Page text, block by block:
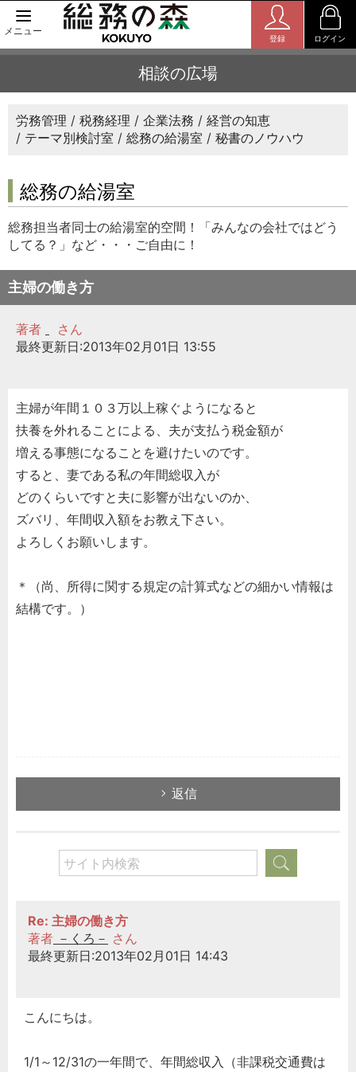
メニュー
登録 ログイン
相談の広場
労務管理 税務経理 企業法務
経営の知恵
テーマ別検討室
総務の給湯室 秘書のノウハウ
総務の給湯室
総務担当者同士の給湯室的空間！「みんなの会社ではどう
してる？」など・・・ご自由に！
主婦の働き方
著者
さん
最終更新日:2013年02月01日 13:55
主婦が年間１０３万以上稼ぐようになると
扶養を外れることによる、夫が支払う税金額が
増える事態になることを避けたいのです。
すると、妻である私の年間総収入が
どのくらいですと夫に影響が出ないのか、
ズバリ、年間収入額をお教え下さい。
よろしくお願いします。
＊（尚、所得に関する規定の計算式などの細かい情報は
結構です。）
返信
Re: 主婦の働き方
著者 －くろ－ さん
最終更新日:2013年02月01日 14:43
こんにちは。
1/1～12/31の一年間で、年間総収入（非課税交通費は